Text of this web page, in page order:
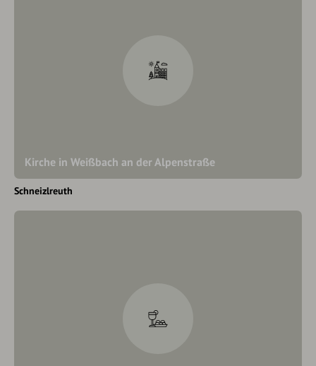
Kirche in Weißbach an der Alpenstraße
Schneizlreuth